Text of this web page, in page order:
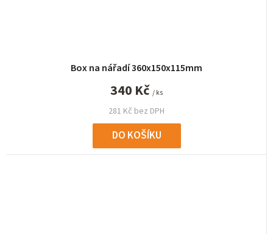
Box na nářadí 360x150x115mm
281 Kč bez DPH
340 Kč / ks
DO KOŠÍKU